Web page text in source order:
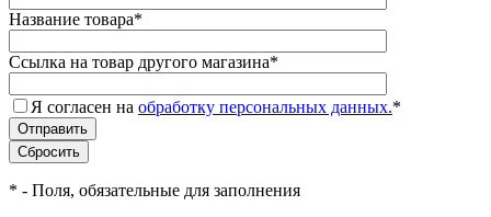
Название товара*
Ссылка на товар другого магазина*
Я согласен на обработку персональных данных.*
* - Поля, обязательные для заполнения